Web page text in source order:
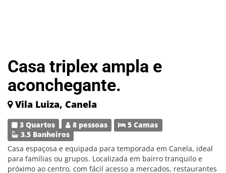
Casa triplex ampla e
aconchegante.
Vila Luiza, Canela
3 Quartos 8 pessoas
5 Camas
3.5 Banheiros
Casa espaçosa e equipada para temporada em Canela, ideal
para famílias ou grupos. Localizada em bairro tranquilo e
próximo ao centro, com fácil acesso a mercados, restaurantes